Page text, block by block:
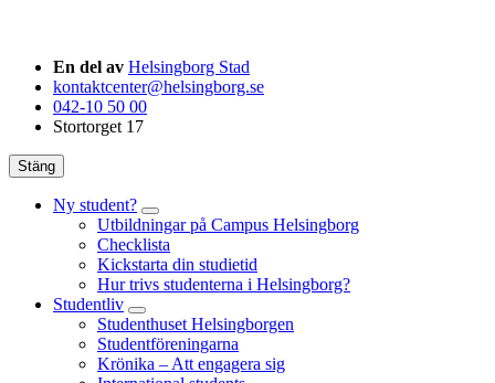
En del av Helsingborg Stad
kontaktcenter@helsingborg.se
042-10 50 00
Stortorget 17
Stäng
Ny student?
Utbildningar på Campus Helsingborg
Checklista
Kickstarta din studietid
Hur trivs studenterna i Helsingborg?
Studentliv
Studenthuset Helsingborgen
Studentföreningarna
Krönika – Att engagera sig